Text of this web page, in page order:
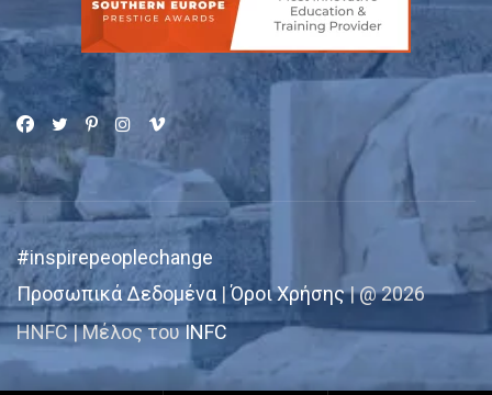
Προσωπικά Δεδομένα |Όροι Χρήσης| @ 2026
HNFC | Μέλος τουINFC
#inspirepeoplechange